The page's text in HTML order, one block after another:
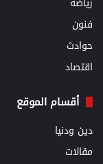
فنون
حوادث
اقتصاد
أقسام الموقع
دين ودنيا
مقالات